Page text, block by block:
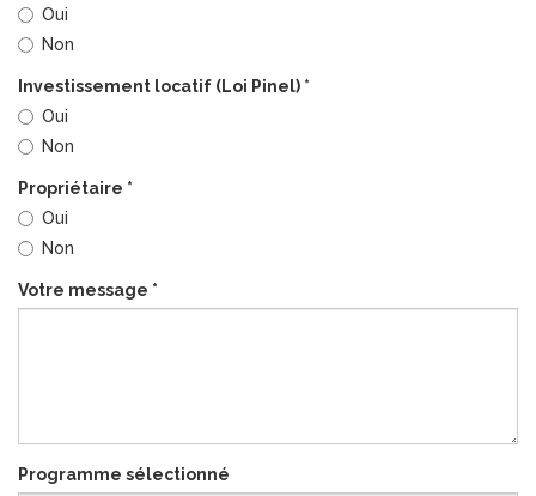
Oui
Non
Investissement locatif (Loi Pinel) *
Oui
Non
Propriétaire *
Oui
Non
Votre message *
Programme sélectionné